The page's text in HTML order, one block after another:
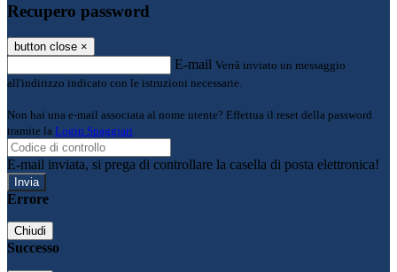
Recupero password
button close ×
E-mail Verrà inviato un messaggio
all'indirizzo indicato con le istruzioni necessarie.
Non hai una e-mail associata al nome utente? Effettua il reset della password
tramite la Login Spaggiari
E-mail inviata, si prega di controllare la casella di posta elettronica!
Errore
Chiudi
Successo